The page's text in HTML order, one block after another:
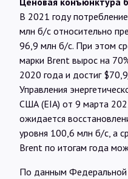
В 2021 году
млн б/с относительно
96,9 млн б/с. При этом
марки Brent вырос на
2020 года и достиг
Управления
США (EIA) от 9 марта
ожидается
уровня 100,6 млн б/с, а
Brent по итогам года
По данным